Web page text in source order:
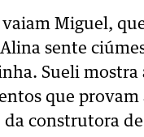
vaiam Miguel,
sente
Sueli mostra
que provam
da construtora